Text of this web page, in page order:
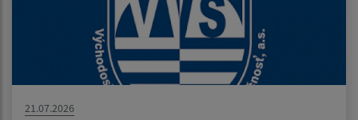
21.07.2026